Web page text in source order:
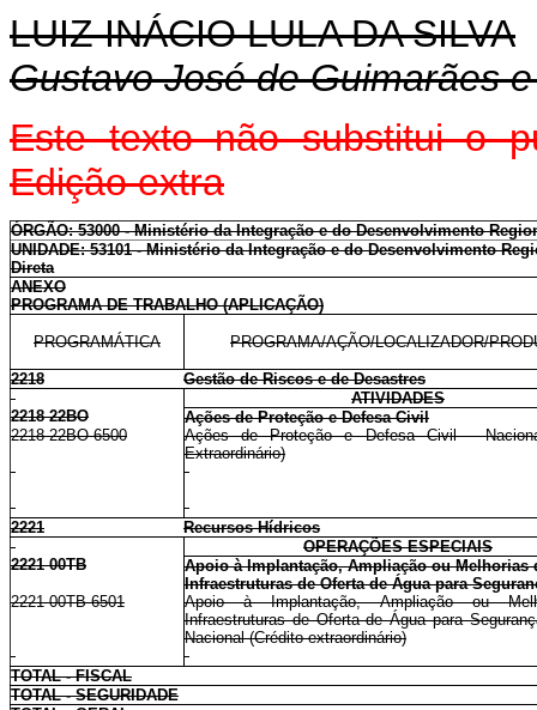
LUIZ INÁCIO LULA DA SILVA
Gustavo José de Guimarães
Este texto não substitui o
Edição extra
ÓRGÃO: 53000 - Ministério da Integração e do Desenvolvimento
UNIDADE: 53101 - Ministério da Integração e do Desenvolvimento
Direta
ANEXO
PROGRAMA DE TRABALHO (APLICAÇÃO)
PROGRAMÁTICA PROGRAMA/AÇÃO/LOCALIZADOR/
2218
Gestão de Riscos e de Desastres
ATIVIDADES
2218 22BO
Ações de Proteção e Defesa Civil
2218 22BO 6500
Ações de Proteção e Defesa Civil -
Extraordinário)
2221
Recursos Hídricos
OPERAÇÕES ESPECIAIS
2221 00TB
Apoio à Implantação, Ampliação ou Melhorias
Infraestruturas de Oferta de Água para
2221 00TB 6501
Apoio à Implantação, Ampliação ou
Infraestruturas de Oferta de Água para
Nacional (Crédito extraordinário)
TOTAL - FISCAL
TOTAL - SEGURIDADE